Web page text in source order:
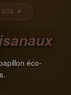
✦
éco-